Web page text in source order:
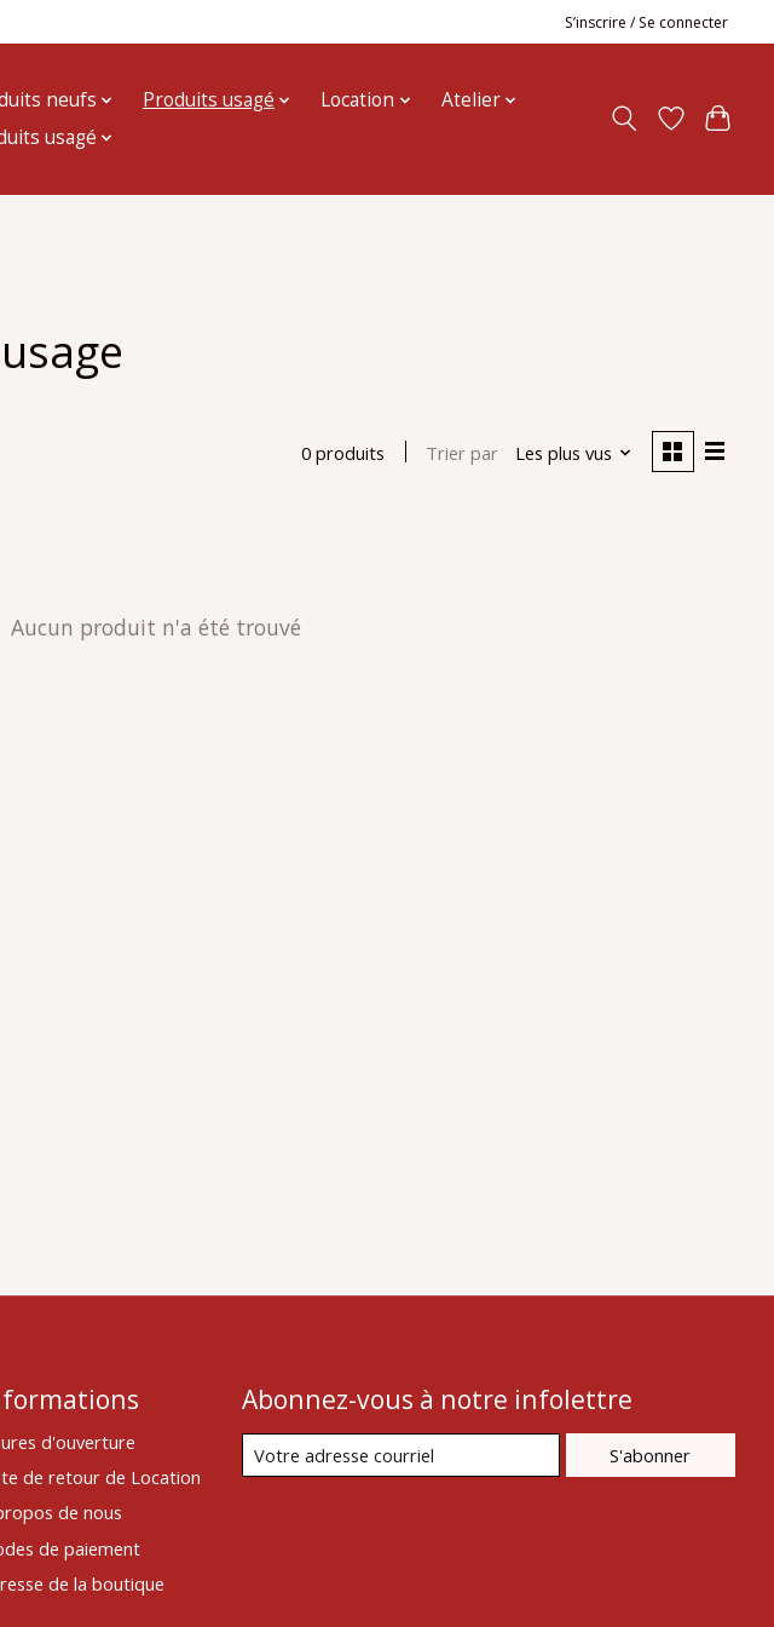
S’inscrire / Se connecter
neufs Produits usagé Location
Atelier
usagé
0 produits Trier par Les plus vus
Aucun produit n'a été trouvé
d'ouverture
de retour de Location
de nous
de paiement
de la boutique
Abonnez-vous à notre infolettre
S'abonner